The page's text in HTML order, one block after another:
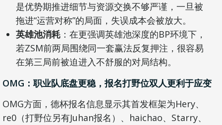
是优势期推进细节与资源交换不够严谨，一旦被
拖进“运营对称”的局面，失误成本会被放大。
英雄池消耗 ：在更强调英雄池深度的BP环境下，
若ZSM前两局围绕同一套赢法反复押注，很容易
在第三局前被迫进入不舒服的对局结构。
OMG：职业队底盘更稳，报名打野位双人更利于应变
OMG方面，德杯报名信息显示其首发框架为Hery、
re0（打野位另有Juhan报名）、haichao、Starry、